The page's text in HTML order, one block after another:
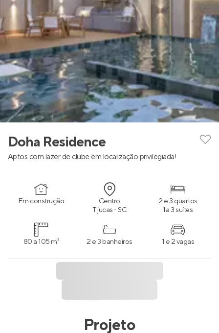
Doha Residence
Aptos com lazer de clube em localização privilegiada!
Em construção Centro
Tijucas - SC
2 e 3 quartos
1 a 3 suítes
80 a 105 m² 2 e 3 banheiros 1 e 2 vagas
Projeto